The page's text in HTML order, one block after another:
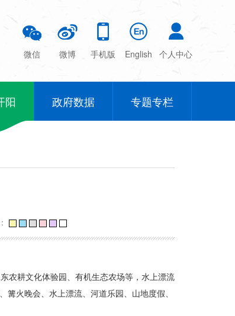
微信 微博 手机版 English 个人中心
阳 政府数据 专题专栏
农耕文化体验园、有机生态农场等 ，水上漂流
火晚会、水上漂流、河道乐园、山地度假、